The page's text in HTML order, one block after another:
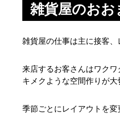
雑貨屋のお
雑貨屋の仕事は主に接客
来店するお客さんはワク
キメクような空間作りが大
季節ごとにレイアウトを